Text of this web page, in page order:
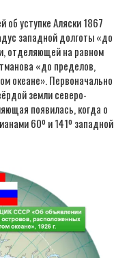
об уступке Аляски 1867
западной долготы «до
отделяющей на равном
«до пределов,
океане». Первоначально
земли северо-
появилась, когда о
60º и 141º западной